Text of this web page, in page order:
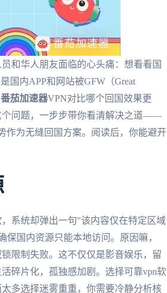
和华人朋友面临的心头痛：想看看国
国内APP和网站被GFW（Great
番茄加速器VPN对比哪个回国效果更
个问题，一步步带你看清解决之道——
作为无缝回国方案。阅读后，你能避开
系统却弹出一句"该内容仅在特定区域
国内资源只能本地访问。原因嘛，
限制失败。这不仅仅是影音娱乐，留
碎片化，孤独感加剧。选择可靠vpn软
多选择迷雾重重，你需要冷静分析核